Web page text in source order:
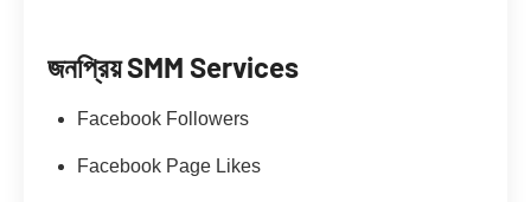
জনপ্রিয় SMM Services
Facebook Followers
Facebook Page Likes